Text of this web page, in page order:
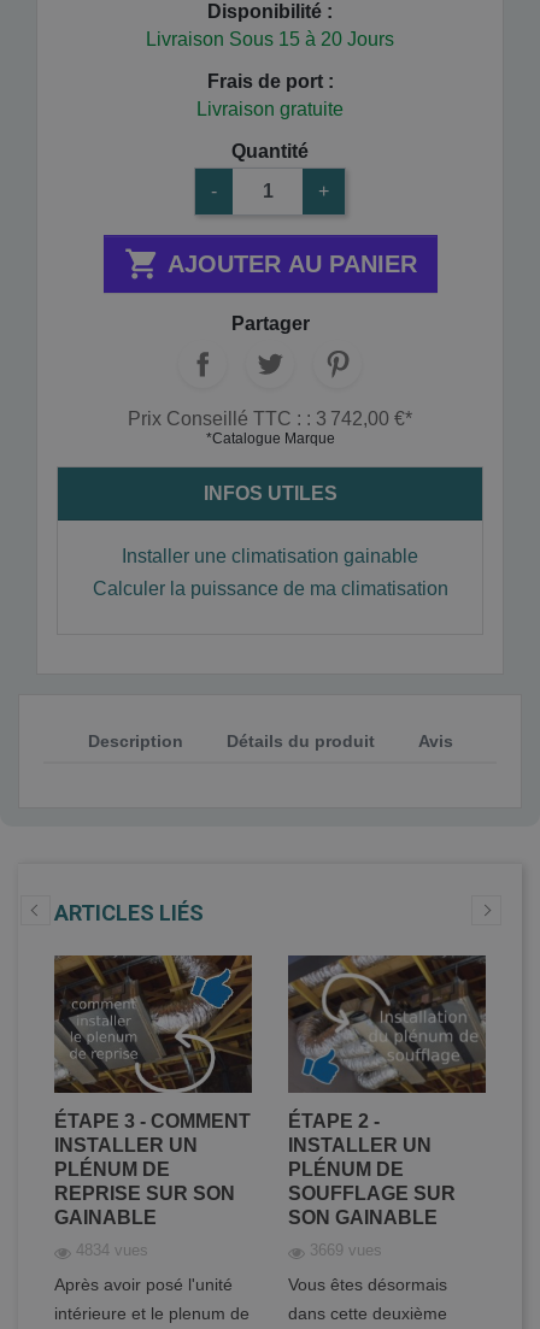
Disponibilité :
Livraison Sous 15 à 20 Jours
Frais de port :
Livraison gratuite
Quantité
-
+
 AJOUTER AU PANIER
Partager
Prix Conseillé TTC : : 3 742,00 €*
*Catalogue Marque
INFOS UTILES
Installer une climatisation gainable
Calculer la puissance de ma climatisation
Description Détails du produit Avis
ARTICLES LIÉS
ÉTAPE 3 - COMMENT
INSTALLER UN
PLÉNUM DE
REPRISE SUR SON
GAINABLE
4834 vues
Après avoir posé l'unité
intérieure et le plenum de
ÉTAPE 2 -
INSTALLER UN
PLÉNUM DE
SOUFFLAGE SUR
SON GAINABLE
3669 vues
Vous êtes désormais
dans cette deuxième